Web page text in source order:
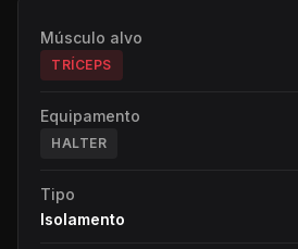
Músculo alvo
TRÍCEPS
Equipamento
HALTER
Tipo
Isolamento